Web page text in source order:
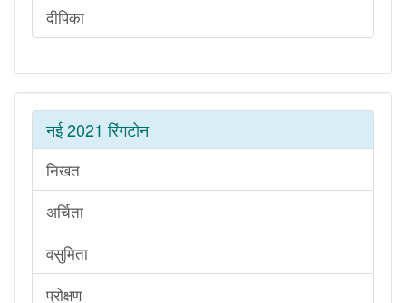
दीपिका
नई 2021 रिंगटोन
निखत
अर्चिता
वसुमिता
प्रोक्षण